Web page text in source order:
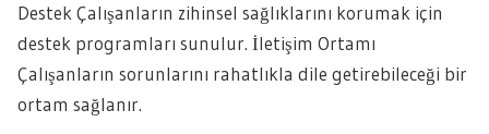
Destek Çalışanların zihinsel sağlıklarını korumak için
destek programları sunulur. İletişim Ortamı
Çalışanların sorunlarını rahatlıkla dile getirebileceği bir
ortam sağlanır.